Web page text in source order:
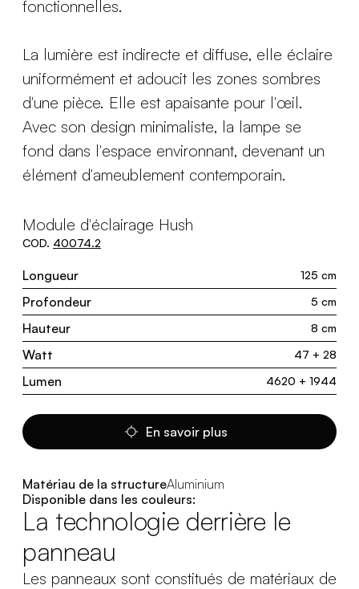
fonctionnelles.
La lumière est indirecte et diffuse, elle éclaire
uniformément et adoucit les zones sombres
d'une pièce. Elle est apaisante pour l'œil.
Avec son design minimaliste, la lampe se
fond dans l'espace environnant, devenant un
élément d'ameublement contemporain.
Module d'éclairage Hush
COD. 40074.2
Longueur 125 cm
Profondeur 5 cm
Hauteur 8 cm
Watt 47 + 28
Lumen 4620 + 1944
En savoir plus
Matériau de la structureAluminium
Disponible dans les couleurs:
La technologie derrière le
panneau
Les panneaux sont constitués de matériaux de